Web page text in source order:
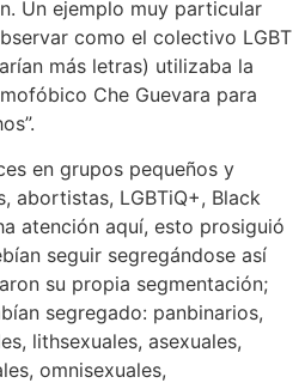
Un ejemplo muy particular
como el colectivo LGBT
más letras) utilizaba la
Che Guevara para
en grupos pequeños y
abortistas, LGBTiQ+, Black
atención aquí, esto prosiguió
seguir segregándose así
su propia segmentación;
segregado: panbinarios,
lithsexuales, asexuales,
omnisexuales,